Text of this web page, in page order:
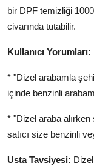
bir DPF temizliği
civarında tutabilir.
Kullanıcı Yorumları:
* "Dizel arabamla
içinde benzinli
* "Dizel araba alırken
satıcı size benzinli
Usta Tavsiyesi: Dizel